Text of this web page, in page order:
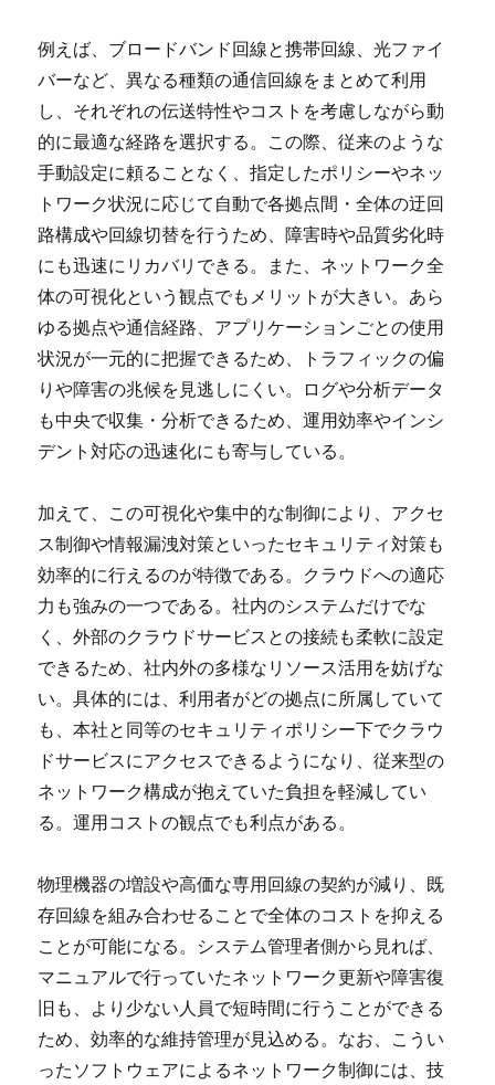
例えば、ブロードバンド回線と携帯回線、光ファイ
バーなど、異なる種類の通信回線をまとめて利用
し、それぞれの伝送特性やコストを考慮しながら動
的に最適な経路を選択する。この際、従来のような
手動設定に頼ることなく、指定したポリシーやネッ
トワーク状況に応じて自動で各拠点間・全体の迂回
路構成や回線切替を行うため、障害時や品質劣化時
にも迅速にリカバリできる。また、ネットワーク全
体の可視化という観点でもメリットが大きい。あら
ゆる拠点や通信経路、アプリケーションごとの使用
状況が一元的に把握できるため、トラフィックの偏
りや障害の兆候を見逃しにくい。ログや分析データ
も中央で収集・分析できるため、運用効率やインシ
デント対応の迅速化にも寄与している。
加えて、この可視化や集中的な制御により、アクセ
ス制御や情報漏洩対策といったセキュリティ対策も
効率的に行えるのが特徴である。クラウドへの適応
力も強みの一つである。社内のシステムだけでな
く、外部のクラウドサービスとの接続も柔軟に設定
できるため、社内外の多様なリソース活用を妨げな
い。具体的には、利用者がどの拠点に所属していて
も、本社と同等のセキュリティポリシー下でクラウ
ドサービスにアクセスできるようになり、従来型の
ネットワーク構成が抱えていた負担を軽減してい
る。運用コストの観点でも利点がある。
物理機器の増設や高価な専用回線の契約が減り、既
存回線を組み合わせることで全体のコストを抑える
ことが可能になる。システム管理者側から見れば、
マニュアルで行っていたネットワーク更新や障害復
旧も、より少ない人員で短時間に行うことができる
ため、効率的な維持管理が見込める。なお、こうい
ったソフトウェアによるネットワーク制御には、技